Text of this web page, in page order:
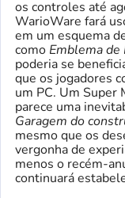
os controles até
WarioWare fará
em um esquema
como Emblema de
poderia se
que os jogadores
um PC. Um Super
parece uma
Garagem do
mesmo que os
vergonha de
menos o recém-
continuará